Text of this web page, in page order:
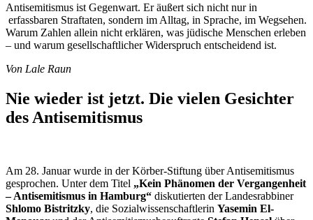
Antisemitismus ist Gegenwart. Er äußert sich nicht nur in
erfassbaren Straftaten, sondern im Alltag, in Sprache, im Wegsehen.
Warum Zahlen allein nicht erklären, was jüdische Menschen erleben
– und warum gesellschaftlicher Widerspruch entscheidend ist.
Von Lale Raun
Nie wieder ist jetzt. Die vielen Gesichter
des Antisemitismus
Am 28. Januar wurde in der Körber-Stiftung über Antisemitismus
gesprochen. Unter dem Titel „Kein Phänomen der Vergangenheit
– Antisemitismus in Hamburg“ diskutierten der Landesrabbiner
Shlomo Bistritzky, die Sozialwissenschaftlerin Yasemin El-